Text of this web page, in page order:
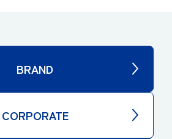
BRAND
CORPORATE